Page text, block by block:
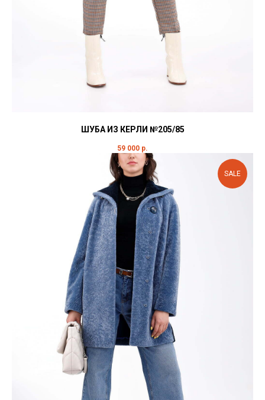
ШУБА ИЗ КЕРЛИ №205/85
59 000 р.
SALE